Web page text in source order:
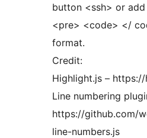
button <ssh> or
<pre> <code> </
format.
Credit:
Highlight.js –
Line numbering
https://github.com/
line-numbers.js